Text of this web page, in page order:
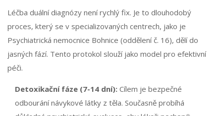
Léčba duální diagnózy není rychlý fix. Je to dlouhodobý
proces, který se v specializovaných centrech, jako je
Psychiatrická nemocnice Bohnice (oddělení č. 16), dělí do
jasných fází. Tento protokol slouží jako model pro efektivní
péči.
Detoxikační fáze (7-14 dní): Cílem je bezpečné
odbourání návykové látky z těla. Současně probíhá